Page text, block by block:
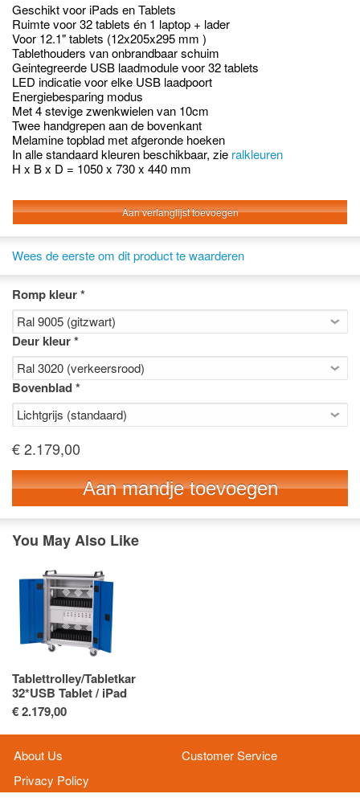
Geschikt voor iPads en Tablets
Ruimte voor 32 tablets én 1 laptop + lader
Voor 12.1" tablets (12x205x295 mm )
Tablethouders van onbrandbaar schuim
Geintegreerde USB laadmodule voor 32 tablets
LED indicatie voor elke USB laadpoort
Energiebesparing modus
Met 4 stevige zwenkwielen van 10cm
Twee handgrepen aan de bovenkant
Melamine topblad met afgeronde hoeken
In alle standaard kleuren beschikbaar, zie ralkleuren
H x B x D = 1050 x 730 x 440 mm
Aan verlanglijst toevoegen
Wees de eerste om dit product te waarderen
Romp kleur*
Deur kleur*
Bovenblad*
€ 2.179,00
Aan mandje toevoegen
You May Also Like
Tablettrolley/Tabletkar
32*USB Tablet / iPad
(lichtgrijs / gentiaanblauw)
€ 2.179,00
About Us
Customer Service
Privacy Policy